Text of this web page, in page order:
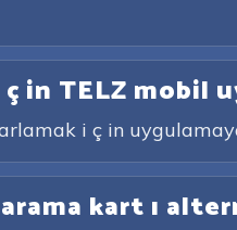
in TELZ mobil
i ç in
kart ı